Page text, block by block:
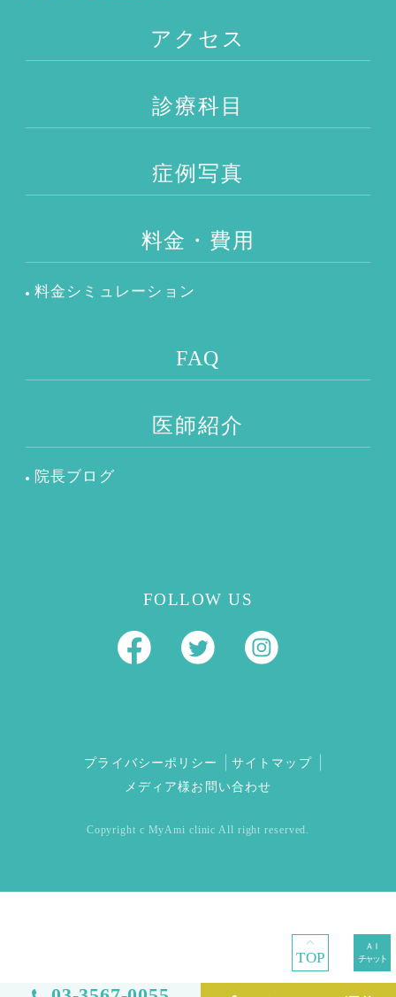
TOP
アクセス
診療科目
症例写真
料金・費用
料金シミュレーション
FAQ
医師紹介
院長ブログ
FOLLOW US
プライバシーポリシー
サイトマップ
メディア様お問い合わせ
Copyright c MyAmi clinic All right reserved.